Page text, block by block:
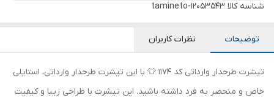
شناسه کالا tamineto-12053543
توضیحات نظرات کاربران
تیشرت طرحدار وارداتی کد 1174 👕 با این تیشرت طرحدار وارداتی، استایلی
خاص و منحصر به فرد داشته باشید. این تیشرت با طراحی زیبا و کیفیت